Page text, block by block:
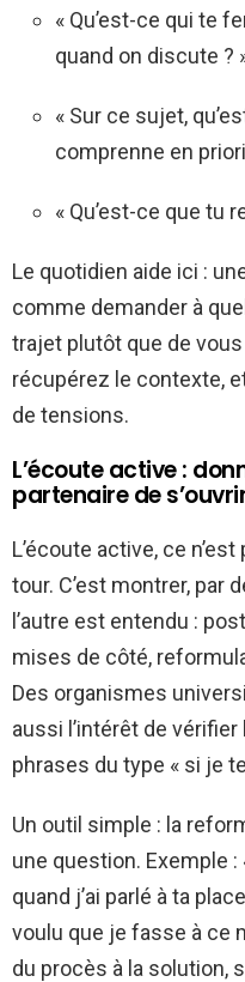
« Qu’est-ce qui te
quand on discute ?
« Sur ce sujet,
comprenne en
« Qu’est-ce que tu
Le quotidien aide ici :
comme demander à
trajet plutôt que de
récupérez le contexte,
de tensions.
L’écoute active :
partenaire de
L’écoute active, ce
tour. C’est montrer, par
l’autre est entendu :
mises de côté,
Des organismes
aussi l’intérêt de
phrases du type « si je
Un outil simple : la
une question. Exemple :
quand j’ai parlé à ta
voulu que je fasse à ce
du procès à la solution,